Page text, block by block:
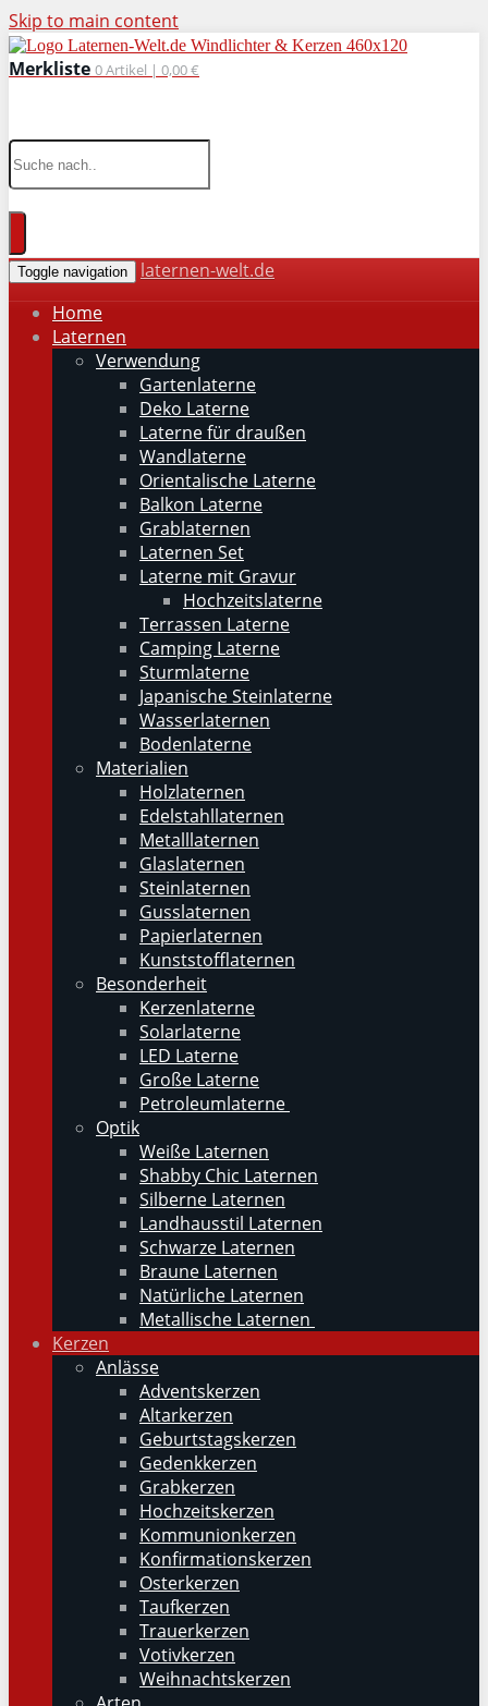
Skip to main content
Merkliste 0Artikel | 0,00 €
Toggle navigation
laternen-welt.de
Home
Laternen
Verwendung
Gartenlaterne
Deko Laterne
Laterne für draußen
Wandlaterne
Orientalische Laterne
Balkon Laterne
Grablaternen
Laternen Set
Laterne mit Gravur
Hochzeitslaterne
Terrassen Laterne
Camping Laterne
Sturmlaterne
Japanische Steinlaterne
Wasserlaternen
Bodenlaterne
Materialien
Holzlaternen
Edelstahllaternen
Metalllaternen
Glaslaternen
Steinlaternen
Gusslaternen
Papierlaternen
Kunststofflaternen
Besonderheit
Kerzenlaterne
Solarlaterne
LED Laterne
Große Laterne
Petroleumlaterne
Optik
Weiße Laternen
Shabby Chic Laternen
Silberne Laternen
Landhausstil Laternen
Schwarze Laternen
Braune Laternen
Natürliche Laternen
Metallische Laternen
Kerzen
Anlässe
Adventskerzen
Altarkerzen
Geburtstagskerzen
Gedenkkerzen
Grabkerzen
Hochzeitskerzen
Kommunionkerzen
Konfirmationskerzen
Osterkerzen
Taufkerzen
Trauerkerzen
Votivkerzen
Weihnachtskerzen